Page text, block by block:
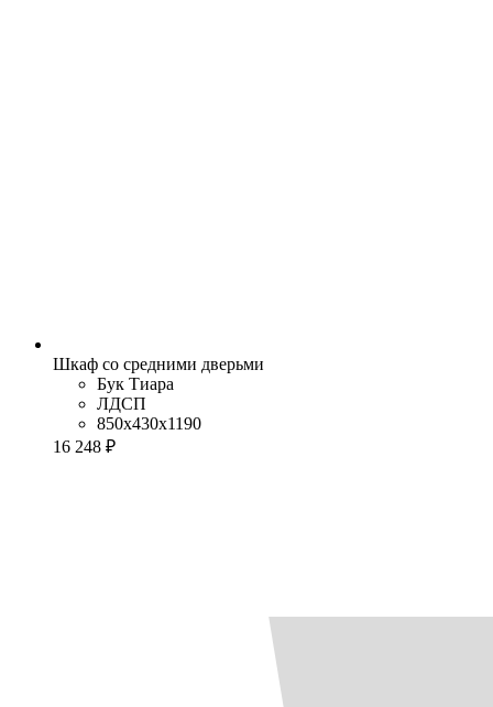
Шкаф со средними дверьми
Бук Тиара
ЛДСП
850x430x1190
16 248 ₽